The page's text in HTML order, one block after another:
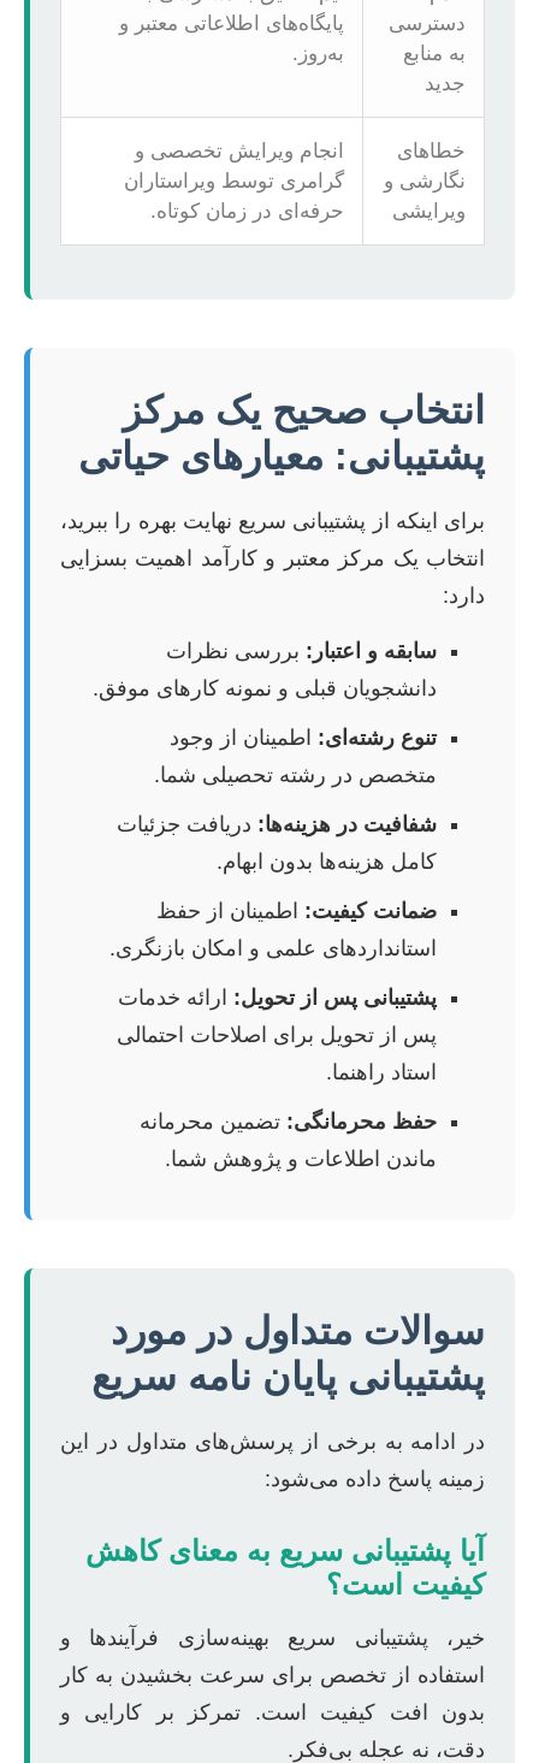
دسترسی
به منابع
جدید
پایگاه‌های اطلاعاتی معتبر و
به‌روز.
خطاهای
نگارشی و
ویرایشی
انجام ویرایش تخصصی و
گرامری توسط ویراستاران
حرفه‌ای در زمان کوتاه.
انتخاب صحیح یک مرکز
پشتیبانی: معیارهای حیاتی
برای اینکه از پشتیبانی سریع نهایت بهره را ببرید،
انتخاب یک مرکز معتبر و کارآمد اهمیت بسزایی
دارد:
سابقه و اعتبار: بررسی نظرات
دانشجویان قبلی و نمونه کارهای موفق.
تنوع رشته‌ای: اطمینان از وجود
متخصص در رشته تحصیلی شما.
شفافیت در هزینه‌ها: دریافت جزئیات
کامل هزینه‌ها بدون ابهام.
ضمانت کیفیت: اطمینان از حفظ
استانداردهای علمی و امکان بازنگری.
پشتیبانی پس از تحویل: ارائه خدمات
پس از تحویل برای اصلاحات احتمالی
استاد راهنما.
حفظ محرمانگی: تضمین محرمانه
ماندن اطلاعات و پژوهش شما.
سوالات متداول در مورد
پشتیبانی پایان نامه سریع
در ادامه به برخی از پرسش‌های متداول در این
زمینه پاسخ داده می‌شود:
آیا پشتیبانی سریع به معنای کاهش
کیفیت است؟
خیر، پشتیبانی سریع بهینه‌سازی فرآیندها و
استفاده از تخصص برای سرعت بخشیدن به کار
بدون افت کیفیت است. تمرکز بر کارایی و
دقت، نه عجله بی‌فکر.